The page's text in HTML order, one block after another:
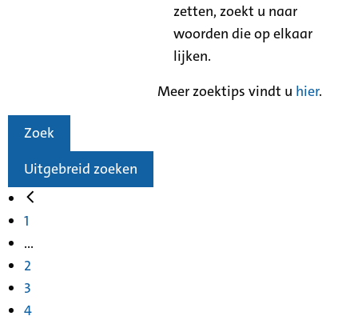
zetten, zoekt u naar
woorden die op elkaar
lijken.
Meer zoektips vindt u hier.
Zoek
Uitgebreid zoeken
1
...
2
3
4